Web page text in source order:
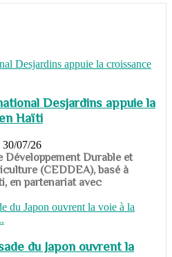
Desjardins appuie la
Haïti
30/07/26
Durable et
(CEDDEA), basé à
en partenariat avec
du Japon ouvrent la